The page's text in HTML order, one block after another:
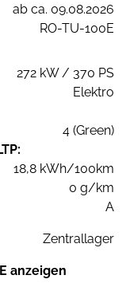
ab ca. 09.08.2026
RO-TU-100E
272 kW / 370 PS
Elektro
4 (Green)
18,8 kWh/100km
0 g/km
A
Zentrallager
anzeigen